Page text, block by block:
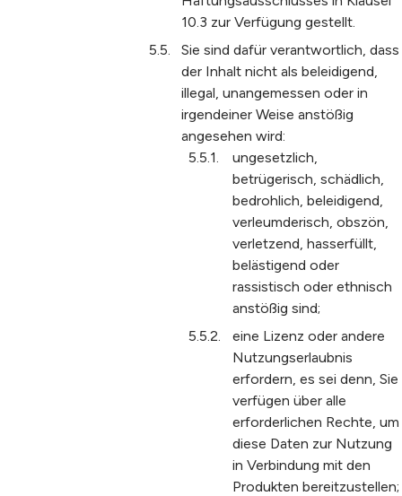
10.3 zur Verfügung gestellt.
Sie sind dafür verantwortlich, dass
der Inhalt nicht als beleidigend,
illegal, unangemessen oder in
irgendeiner Weise anstößig
angesehen wird:
ungesetzlich,
betrügerisch, schädlich,
bedrohlich, beleidigend,
verleumderisch, obszön,
verletzend, hasserfüllt,
belästigend oder
rassistisch oder ethnisch
anstößig sind;
eine Lizenz oder andere
Nutzungserlaubnis
erfordern, es sei denn, Sie
verfügen über alle
erforderlichen Rechte, um
diese Daten zur Nutzung
in Verbindung mit den
Produkten bereitzustellen;